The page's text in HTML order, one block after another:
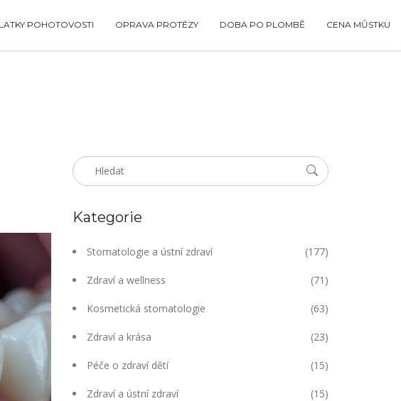
POHOTOVOSTI OPRAVA PROTÉZY DOBA PO PLOMBĚ CENA MŮSTKU
Kategorie
Stomatologie a ústní zdraví (177)
Zdraví a wellness (71)
Kosmetická stomatologie (63)
Zdraví a krása (23)
Péče o zdraví dětí (15)
Zdraví a ústní zdraví (15)